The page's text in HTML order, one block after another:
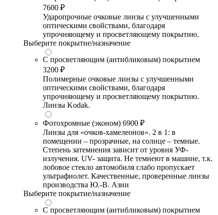
7600 ₽
Ударопрочные очковые линзы с улучшенными
оптическими свойствами, благодаря
упрочняющему и просветляющему покрытию.
Выберите покрытие/назначение
С просветляющим (антибликовым) покрытием
3200 ₽
Полимерные очковые линзы с улучшенными
оптическими свойствами, благодаря
упрочняющему и просветляющему покрытию.
Линзы Kodak.
Фотохромные (эконом) 6900 ₽
Линзы для «очков-хамелеонов». 2 в 1: в
помещении – прозрачные, на солнце – темные.
Степень затемнения зависит от уровня УФ-
излучения. UV- защита. Не темнеют в машине, т.к.
лобовое стекло автомобиля слабо пропускает
ультрафиолет. Качественные, проверенные линзы
производства Ю.-В. Азии
Выберите покрытие/назначение
С просветляющим (антибликовым) покрытием